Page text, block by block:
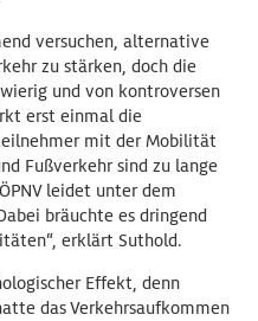
versuchen, alternative
zu stärken, doch die
und von kontroversen
erst einmal die
mit der Mobilität
Fußverkehr sind zu lange
leidet unter dem
bräuchte es dringend
erklärt Suthold.
Effekt, denn
das Verkehrsaufkommen